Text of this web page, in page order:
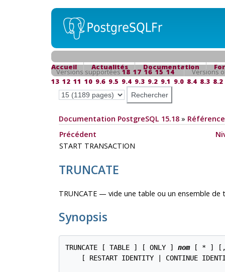
Accueil Actualités Documentation
Versions supportées18 17 16 15 14
Versions
13 12 11 10 9.6 9.5 9.4 9.3 9.2 9.1 9.0 8.4 8.3 8.2
Documentation PostgreSQL 15.18» Référence
Précédent
START TRANSACTION
TRUNCATE
TRUNCATE — vide une table ou un ensemble de
Synopsis
TRUNCATE [ TABLE ] [ ONLY ] nom [ * ]
[ RESTART IDENTITY | CONTINUE